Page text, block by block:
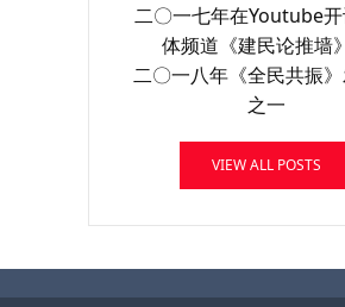
二〇一七年在Youtube
体频道《建民论推墙》
二〇一八年《全民共振
之一
VIEW ALL POSTS